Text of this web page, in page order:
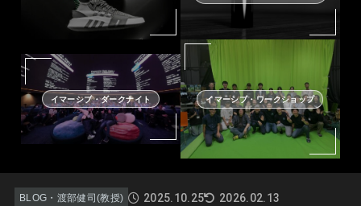
イマーシブ・ダークナイト イマーシブ・ワークショップ
BLOG・渡部健司(教授) 2025.10.25
2026.02.13